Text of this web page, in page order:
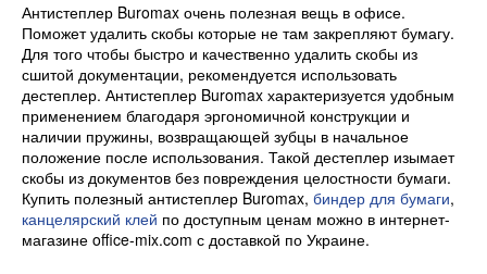
Антистеплер Buromax очень полезная вещь в офисе.
Поможет удалить скобы которые не там закрепляют бумагу.
Для того чтобы быстро и качественно удалить скобы из
сшитой документации, рекомендуется использовать
дестеплер. Антистеплер Buromax характеризуется удобным
применением благодаря эргономичной конструкции и
наличии пружины, возвращающей зубцы в начальное
положение после использования. Такой дестеплер изымает
скобы из документов без повреждения целостности бумаги.
Купить полезный антистеплер Buromax, биндер для бумаги,
канцелярский клей по доступным ценам можно в интернет-
магазине office-mix.com с доставкой по Украине.